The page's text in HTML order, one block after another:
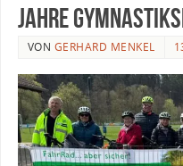
Jahre
VON GERHARD MENKEL